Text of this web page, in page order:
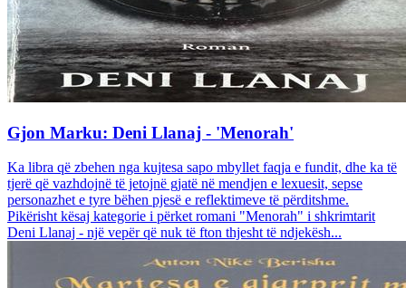
Gjon Marku: Deni Llanaj - 'Menorah'
Ka libra që zbehen nga kujtesa sapo mbyllet faqja e fundit, dhe ka të
tjerë që vazhdojnë të jetojnë gjatë në mendjen e lexuesit, sepse
personazhet e tyre bëhen pjesë e reflektimeve të përditshme.
Pikërisht kësaj kategorie i përket romani "Menorah" i shkrimtarit
Deni Llanaj - një vepër që nuk të fton thjesht të ndjekësh...